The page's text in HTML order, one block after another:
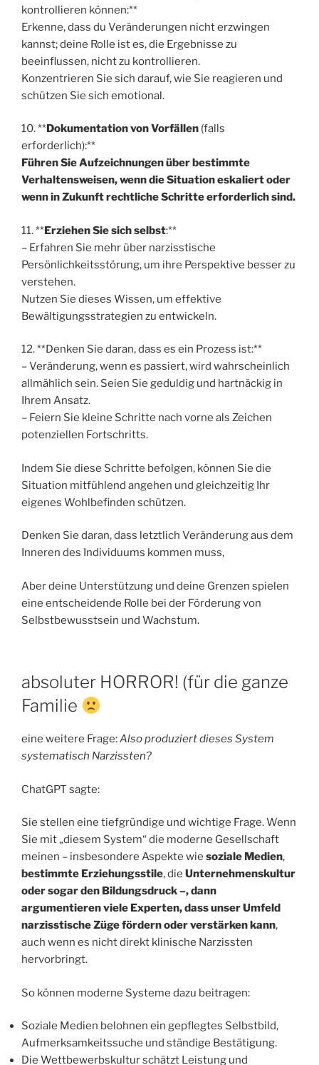
kontrollieren können:**
Erkenne, dass du Veränderungen nicht erzwingen
kannst; deine Rolle ist es, die Ergebnisse zu
beeinflussen, nicht zu kontrollieren.
Konzentrieren Sie sich darauf, wie Sie reagieren und
schützen Sie sich emotional.
10. **Dokumentation von Vorfällen (falls
erforderlich):**
Führen Sie Aufzeichnungen über bestimmte
Verhaltensweisen, wenn die Situation eskaliert oder
wenn in Zukunft rechtliche Schritte erforderlich sind.
11. **Erziehen Sie sich selbst:**
– Erfahren Sie mehr über narzisstische
Persönlichkeitsstörung, um ihre Perspektive besser zu
verstehen.
Nutzen Sie dieses Wissen, um effektive
Bewältigungsstrategien zu entwickeln.
12. **Denken Sie daran, dass es ein Prozess ist:**
– Veränderung, wenn es passiert, wird wahrscheinlich
allmählich sein. Seien Sie geduldig und hartnäckig in
Ihrem Ansatz.
– Feiern Sie kleine Schritte nach vorne als Zeichen
potenziellen Fortschritts.
Indem Sie diese Schritte befolgen, können Sie die
Situation mitfühlend angehen und gleichzeitig Ihr
eigenes Wohlbefinden schützen.
Denken Sie daran, dass letztlich Veränderung aus dem
Inneren des Individuums kommen muss,
Aber deine Unterstützung und deine Grenzen spielen
eine entscheidende Rolle bei der Förderung von
Selbstbewusstsein und Wachstum.
absoluter HORROR! (für die ganze
Familie
eine weitere Frage:Also produziert dieses System
systematisch Narzissten?
ChatGPT sagte:
Sie stellen eine tiefgründige und wichtige Frage. Wenn
Sie mit „diesem System“ die moderne Gesellschaft
meinen – insbesondere Aspekte wie soziale Medien,
bestimmte Erziehungsstile, die Unternehmenskultur
oder sogar den Bildungsdruck –, dann
argumentieren viele Experten, dass unser Umfeld
narzisstische Züge fördern oder verstärken kann,
auch wenn es nicht direkt klinische Narzissten
hervorbringt.
So können moderne Systeme dazu beitragen:
Soziale Medien belohnen ein gepflegtes Selbstbild,
Aufmerksamkeitssuche und ständige Bestätigung.
Die Wettbewerbskultur schätzt Leistung und